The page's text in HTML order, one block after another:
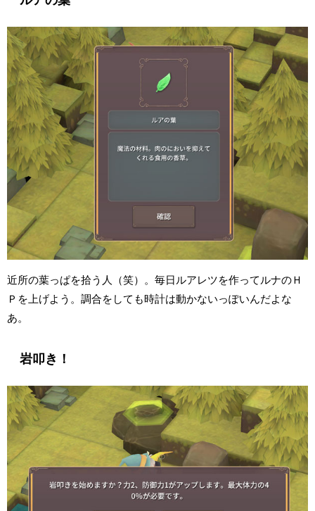
近所の葉っぱを拾う人（笑）。毎日ルアレツを作ってルナのＨ
Ｐを上げよう。調合をしても時計は動かないっぽいんだよな
あ。
岩叩き！